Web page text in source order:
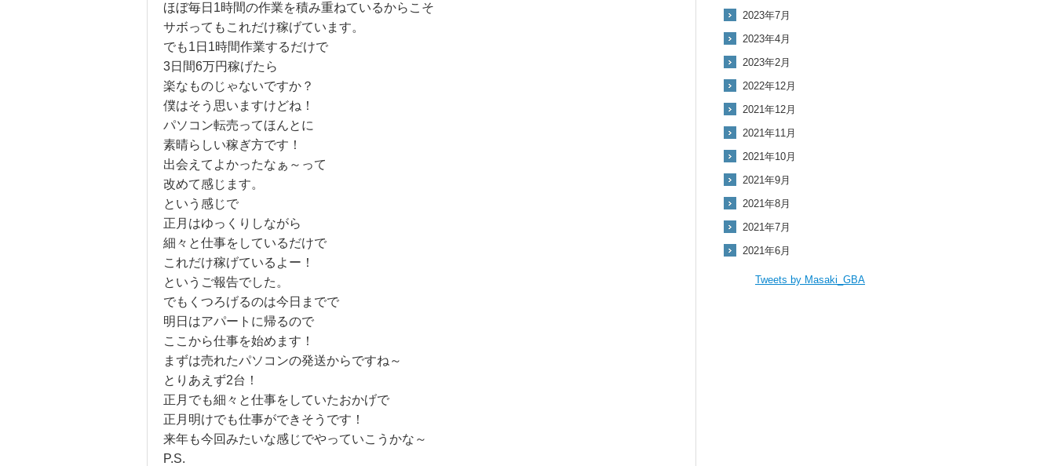
ほぼ毎日1時間の作業を積み重ねているからこそ
サボってもこれだけ稼げています。
でも1日1時間作業するだけで
3日間6万円稼げたら
楽なものじゃないですか？
僕はそう思いますけどね！
パソコン転売ってほんとに
素晴らしい稼ぎ方です！
出会えてよかったなぁ～って
改めて感じます。
という感じで
正月はゆっくりしながら
細々と仕事をしているだけで
これだけ稼げているよー！
というご報告でした。
でもくつろげるのは今日までで
明日はアパートに帰るので
ここから仕事を始めます！
まずは売れたパソコンの発送からですね～
とりあえず2台！
正月でも細々と仕事をしていたおかげで
正月明けでも仕事ができそうです！
来年も今回みたいな感じでやっていこうかな～
P.S.
2023年7月
2023年4月
2023年2月
2022年12月
2021年12月
2021年11月
2021年10月
2021年9月
2021年8月
2021年7月
2021年6月
Tweets by Masaki_GBA